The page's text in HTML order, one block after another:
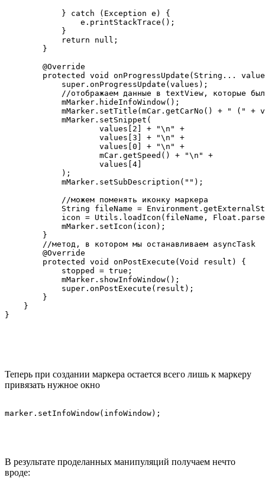
            } catch (Exception e) {
                e.printStackTrace();
            }
            return null;
        }
        @Override
protected void onProgressUpdate(String...
            super.onProgressUpdate(values);
//отображаем данные в textView, которые
            mMarker.hideInfoWindow();
mMarker.setTitle(mCar.getCarNo() + " (" +
            mMarker.setSnippet(
                    values[2] + "\n" +
                    values[3] + "\n" +
                    values[0] + "\n" +
                    mCar.getSpeed() + "\n" +
                    values[4]
            );
            mMarker.setSubDescription("");
            //можем поменять иконку маркера
String fileName =
icon = Utils.loadIcon(fileName,
            mMarker.setIcon(icon);
        }
        //метод, в котором мы останавливаем asyncTask
        @Override
        protected void onPostExecute(Void result) {
            stopped = true;
            mMarker.showInfoWindow();
            super.onPostExecute(result);
        }
    }
Теперь при создании маркера остается всего лишь к маркеру
привязать нужное окно
В результате проделанных манипуляций получаем нечто
вроде: